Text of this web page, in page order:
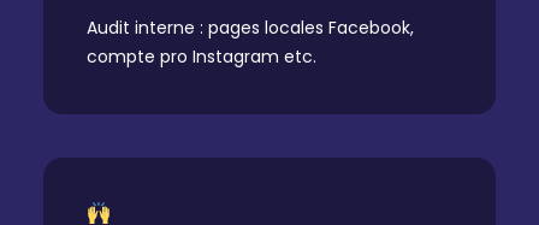
Audit interne : pages locales Facebook,
compte pro Instagram etc.